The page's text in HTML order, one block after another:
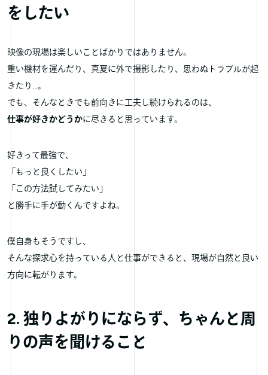
をしたい
映像の現場は楽しいことばかりではありません。
重い機材を運んだり、真夏に外で撮影したり、思わぬトラブルが起
きたり…。
でも、そんなときでも前向きに工夫し続けられるのは、
仕事が好きかどうかに尽きると思っています。
好きって最強で、
「もっと良くしたい」
「この方法試してみたい」
と勝手に手が動くんですよね。
僕自身もそうですし、
そんな探求心を持っている人と仕事ができると、現場が自然と良い
方向に転がります。
2. 独りよがりにならず、ちゃんと周
りの声を聞けること